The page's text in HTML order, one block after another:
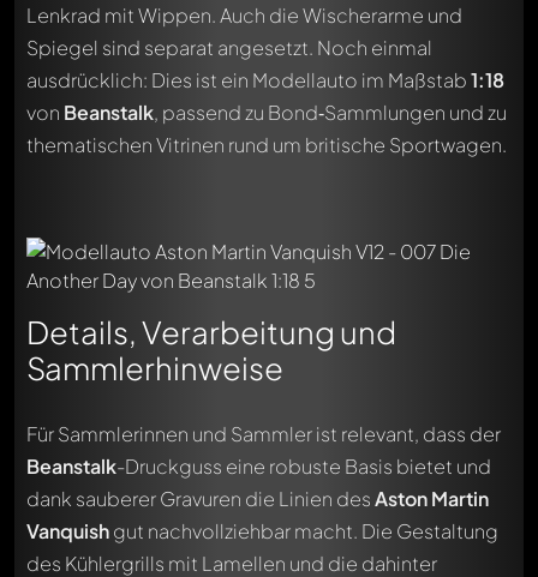
Lenkrad mit Wippen. Auch die Wischerarme und
Spiegel sind separat angesetzt. Noch einmal
ausdrücklich: Dies ist ein Modellauto im Maßstab1:18
von Beanstalk, passend zu Bond‑Sammlungen und zu
thematischen Vitrinen rund um britische Sportwagen.
Details, Verarbeitung und
Sammlerhinweise
Für Sammlerinnen und Sammler ist relevant, dass der
Beanstalk-Druckguss eine robuste Basis bietet und
dank sauberer Gravuren die Linien desAston Martin
Vanquishgut nachvollziehbar macht. Die Gestaltung
des Kühlergrills mit Lamellen und die dahinter